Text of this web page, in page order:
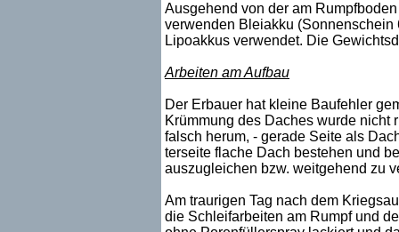
Ausgehend von der am
verwenden Bleiakku
Lipoakkus verwendet. Die
Arbeiten am Aufbau
Der Erbauer hat kleine Baufehler
Krümmung des Daches wurde nicht
falsch herum, - gerade Seite als
terseite flache Dach bestehen und
auszugleichen bzw. weitgehend zu
Am traurigen Tag nach dem
die Schleifarbeiten am Rumpf und